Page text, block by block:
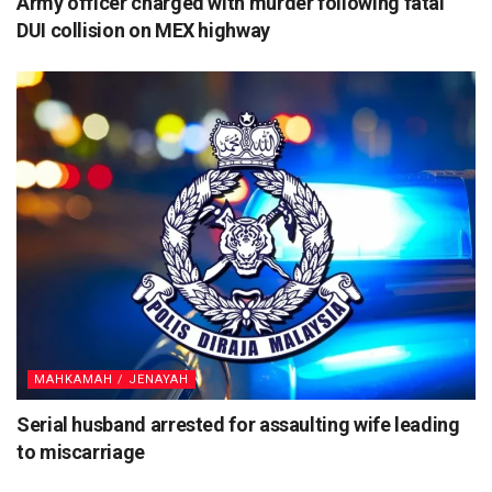
DUI collision on MEX highway
MAHKAMAH / JENAYAH
Serial husband arrested for assaulting wife leading
to miscarriage